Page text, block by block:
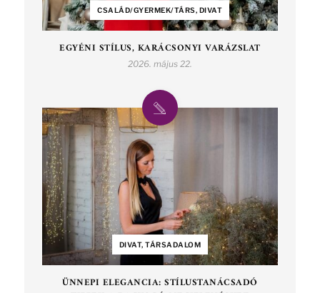
CSALÁD/GYERMEK/TÁRS, DIVAT
EGYÉNI STÍLUS, KARÁCSONYI VARÁZSLAT
2026. május 22.
DIVAT, TÁRSADALOM
ÜNNEPI ELEGANCIA: STÍLUSTANÁCSADÓ